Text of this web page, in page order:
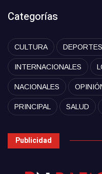
Categorías
CULTURA DEPORTES
INTERNACIONALES
NACIONALES
PRINCIPAL SALUD
Publicidad